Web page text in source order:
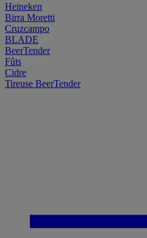
Heineken
Birra Moretti
Cruzcampo
BLADE
BeerTender
Fûts
Cidre
Tireuse BeerTender